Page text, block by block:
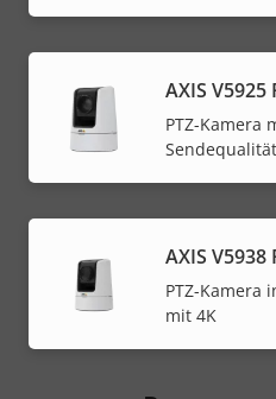
AXIS
PTZ-Kamera
Sendequalität
AXIS
PTZ-Kamera
mit 4K